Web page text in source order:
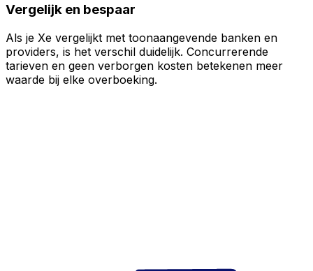
Vergelijk en bespaar
Als je Xe vergelijkt met toonaangevende banken en
providers, is het verschil duidelijk. Concurrerende
tarieven en geen verborgen kosten betekenen meer
waarde bij elke overboeking.